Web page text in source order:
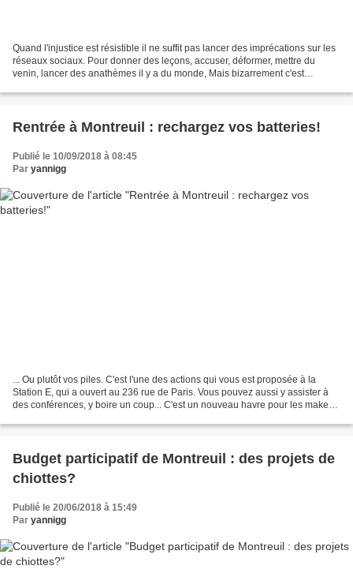
Quand l'injustice est résistible il ne suffit pas lancer des imprécations sur les
réseaux sociaux. Pour donner des leçons, accuser, déformer, mettre du
venin, lancer des anathèmes il y a du monde, Mais bizarrement c'est
Rentrée à Montreuil : rechargez vos batteries!
Publié le 10/09/2018 à 08:45
Par yannigg
... Ou plutôt vos piles. C'est l'une des actions qui vous est proposée à la
Station E, qui a ouvert au 236 rue de Paris. Vous pouvez aussi y assister à
des conférences, y boire un coup... C'est un nouveau havre pour les makers
Budget participatif de Montreuil : des projets de
chiottes?
Publié le 20/06/2018 à 15:49
Par yannigg